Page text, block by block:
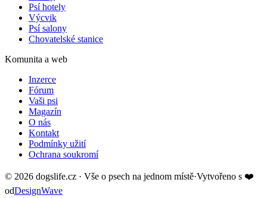
Psí hotely
Výcvik
Psí salony
Chovatelské stanice
Komunita a web
Inzerce
Fórum
Vaši psi
Magazín
O nás
Kontakt
Podmínky užití
Ochrana soukromí
© 2026 dogslife.cz · Vše o psech na jednom místě·Vytvořeno s ❤️
odDesignWave